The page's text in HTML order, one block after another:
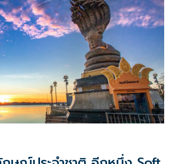
ณ์และวัฒนธรรมของชาติ